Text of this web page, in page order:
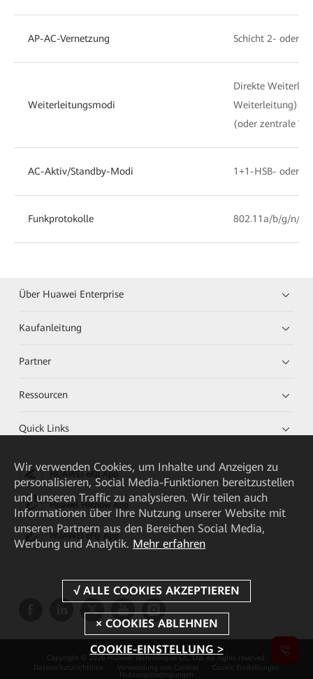
AP-AC-Vernetzung Schicht 2- oder
Weiterleitungsmodi
Direkte
Weiterleitung)
(oder zentrale
AC-Aktiv/Standby-Modi 1+1-HSB- oder
Funkprotokolle 802.11a/b/g/n/
Über Huawei Enterprise
Kaufanleitung
Partner
Ressourcen
Quick Links
HUAWEI eKit App
Huawei HiKnow App
HUAWEI eFly App
Copyright © 2026 Huawei Technologies Co., Ltd. All rights reserved.
Datenschutzrichtlinie
Verwendung von Cookies
Cookie Einstellungen
Nutzungsbedingungen
Wir verwenden Cookies, um Inhalte und Anzeigen zu
personalisieren, Social Media-Funktionen bereitzustellen
und unseren Traffic zu analysieren. Wir teilen auch
Informationen über Ihre Nutzung unserer Website mit
unseren Partnern aus den Bereichen Social Media,
Werbung und Analytik. Mehr erfahren
COOKIE-EINSTELLUNG >